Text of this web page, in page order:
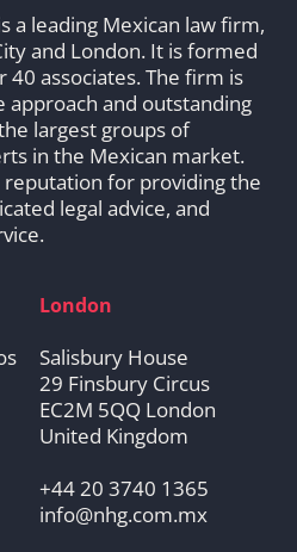
a leading Mexican law firm,
and London. It is formed
40 associates. The firm is
approach and outstanding
largest groups of
in the Mexican market.
for providing the
legal advice, and
London
Salisbury House
29 Finsbury Circus
EC2M 5QQ London
United Kingdom
+44 20 3740 1365
info@nhg.com.mx